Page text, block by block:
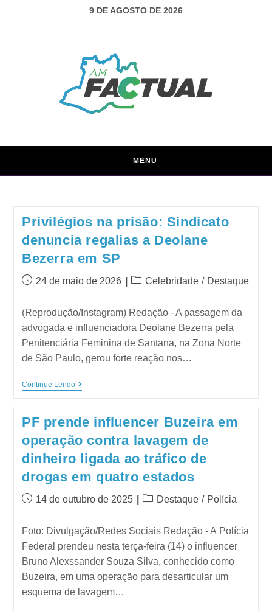
9 DE AGOSTO DE 2026
MENU
Privilégios na prisão: Sindicato
denuncia regalias a Deolane
Bezerra em SP
24 de maio de 2026 Celebridade / Destaque
(Reprodução/Instagram) Redação - A passagem da
advogada e influenciadora Deolane Bezerra pela
Penitenciária Feminina de Santana, na Zona Norte
de São Paulo, gerou forte reação nos…
Continue Lendo
PF prende influencer Buzeira em
operação contra lavagem de
dinheiro ligada ao tráfico de
drogas em quatro estados
14 de outubro de 2025 Destaque / Polícia
Foto: Divulgação/Redes Sociais Redação - A Polícia
Federal prendeu nesta terça-feira (14) o influencer
Bruno Alexssander Souza Silva, conhecido como
Buzeira, em uma operação para desarticular um
esquema de lavagem…